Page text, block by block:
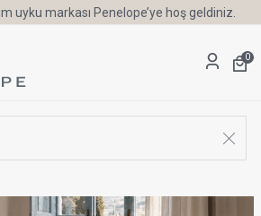
uyku markası Penelope’ye hoş geldiniz.
0